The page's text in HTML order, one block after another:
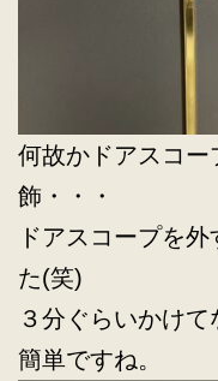
何故かドアスコー
飾・・・
ドアスコープを
た(笑)
３分ぐらいかけ
簡単ですね。